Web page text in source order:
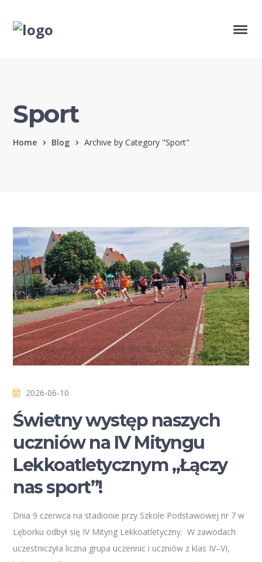
Sport
Home Blog Archive by Category "Sport"
2026-06-10
Świetny występ naszych
uczniów na IV Mityngu
Lekkoatletycznym „Łączy
nas sport”!
Dnia 9 czerwca na stadionie przy Szkole Podstawowej nr 7 w
Lęborku odbył się IV Mityng Lekkoatletyczny. W zawodach
uczestniczyła liczna grupa uczennic i uczniów z klas IV–VI,